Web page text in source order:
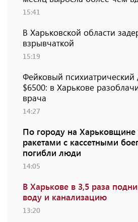
15:41
В Харьковской области
взрывчаткой
15:19
Фейковый психиатрический
$6500: в Харькове
врача
14:27
По городу на Харьковщине
ракетами с кассетными
погибли люди
14:05
В Харькове в 3,5 раза
воду и канализацию
13:20